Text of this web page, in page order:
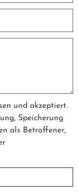
und akzeptiert.
Speicherung
als Betroffener,